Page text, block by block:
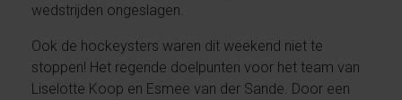
wedstrijden ongeslagen.
Ook de hockeysters waren dit weekend niet te
stoppen! Het regende doelpunten voor het team van
Liselotte Koop en Esmee van der Sande. Door een